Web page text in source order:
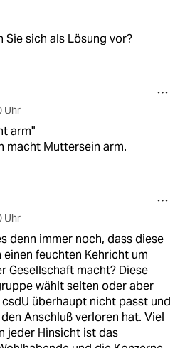
Sie sich als Lösung vor?
Uhr
arm"
macht Muttersein arm.
Uhr
denn immer noch, dass diese
einen feuchten Kehricht um
Gesellschaft macht? Diese
wählt selten oder aber
csdU überhaupt nicht passt und
Anschluß verloren hat. Viel
jeder Hinsicht ist das